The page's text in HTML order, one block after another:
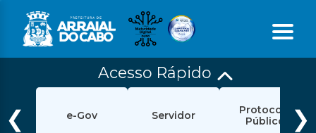
Início
Ouvidoria
Acesso Rápido
❮ e-Gov Servidor
Protocolo
Público
❯